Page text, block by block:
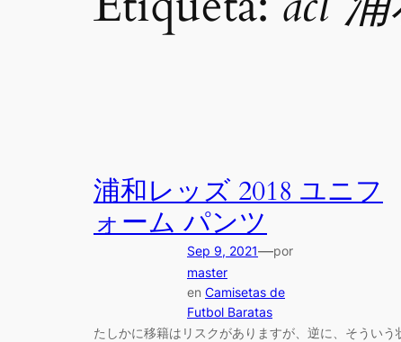
浦和レッズ 2018 ユニフ
ォーム パンツ
Sep 9, 2021—por
master
en Camisetas de
Futbol Baratas
たしかに移籍はリスクがありますが、逆に、そういう